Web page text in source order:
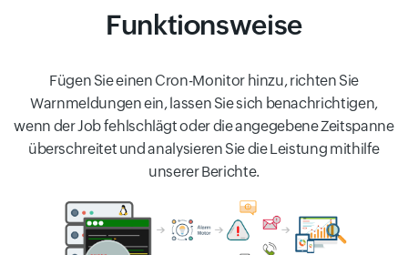
Funktionsweise
Fügen Sie einen Cron-Monitor hinzu, richten Sie
Warnmeldungen ein, lassen Sie sich benachrichtigen,
wenn der Job fehlschlägt oder die angegebene Zeitspanne
überschreitet und analysieren Sie die Leistung mithilfe
unserer Berichte.